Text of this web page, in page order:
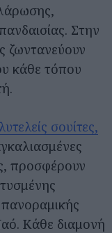
Στην
ζωντανεύουν
κάθε τόπου
σουίτες,
προσφέρουν
πανοραμικής
Κάθε διαμονή